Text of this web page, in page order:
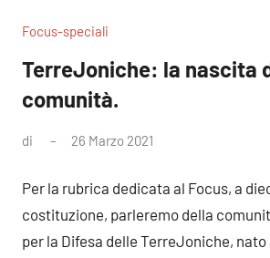
Focus-speciali
TerreJoniche: la nascita
comunità.
di 26 Marzo 2021
Per la rubrica dedicata al Focus, a
costituzione, parleremo della
per la Difesa delle TerreJoniche, nato